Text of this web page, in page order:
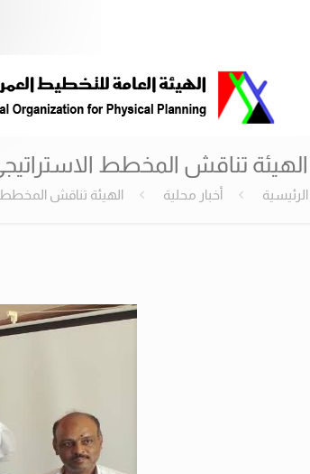
الهيئة تناقش المخطط
الرئيسية أخبار محلية الهيئة تناقش المخطط